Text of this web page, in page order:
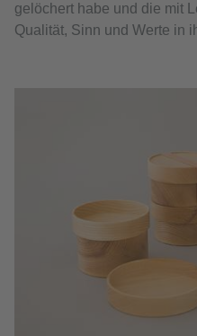
gelöchert habe und die mit
Qualität, Sinn und Werte in